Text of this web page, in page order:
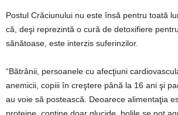
Postul Crăciunului nu este însă pentru toată
că, deşi reprezintă o cură de detoxifiere
sănătoase, este interzis suferinzilor.
“Bătrânii, persoanele cu afecţiuni
anemicii, copiii în creştere până la 16 ani şi
au voie să postească. Deoarece alimentaţia